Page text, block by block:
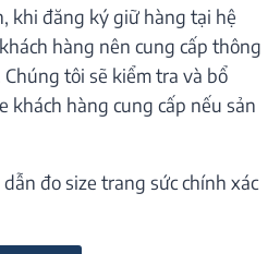
khi đăng ký giữ hàng tại hệ
hàng nên cung cấp thông
Chúng tôi sẽ kiểm tra và bổ
khách hàng cung cấp nếu sản
đo size trang sức chính xác